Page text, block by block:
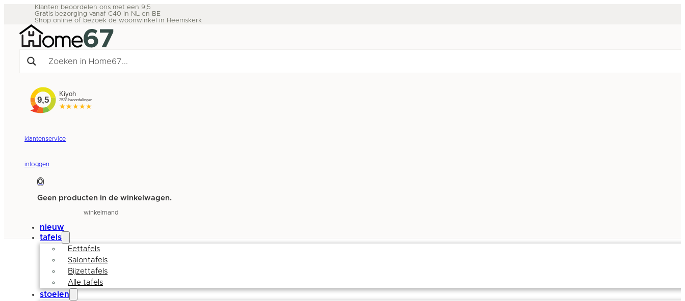
Klanten beoordelen ons met een 9,5
Gratis bezorging vanaf €40 in NL en BE
Shop online of bezoek de woonwinkel in Heemskerk
klantenservice
inloggen
0
Geen producten in de winkelwagen.
winkelmand
nieuw
tafels
Eettafels
Salontafels
Bijzettafels
Alle tafels
stoelen